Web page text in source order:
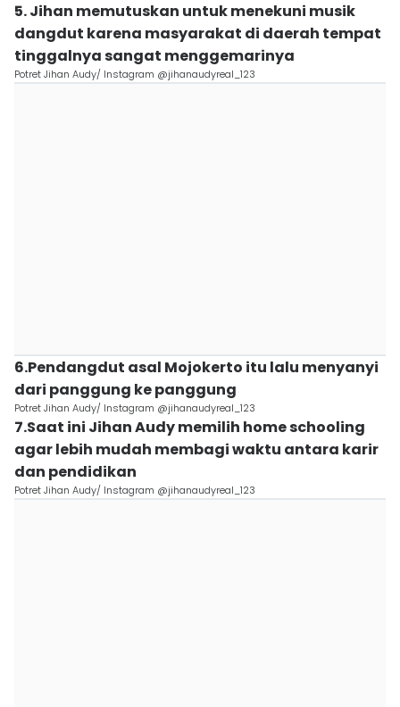
5. Jihan memutuskan untuk menekuni musik
dangdut karena masyarakat di daerah tempat
tinggalnya sangat menggemarinya
Potret Jihan Audy/ Instagram @jihanaudyreal_123
6.Pendangdut asal Mojokerto itu lalu menyanyi
dari panggung ke panggung
Potret Jihan Audy/ Instagram @jihanaudyreal_123
7.Saat ini Jihan Audy memilih home schooling
agar lebih mudah membagi waktu antara karir
dan pendidikan
Potret Jihan Audy/ Instagram @jihanaudyreal_123